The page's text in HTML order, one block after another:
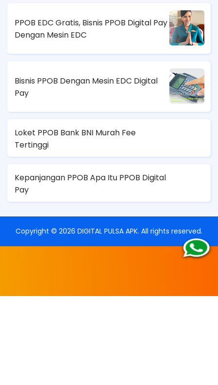
PPOB EDC Gratis, Bisnis PPOB Digital Pay
Dengan Mesin EDC
Bisnis PPOB Dengan Mesin EDC Digital
Pay
Loket PPOB Bank BNI Murah Fee
Tertinggi
Kepanjangan PPOB Apa Itu PPOB Digital
Pay
Copyright © 2026 DIGITAL PULSA APK. All rights reserved.